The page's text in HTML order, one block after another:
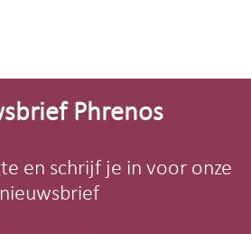
Phrenos
en schrijf je in voor onze
nieuwsbrief